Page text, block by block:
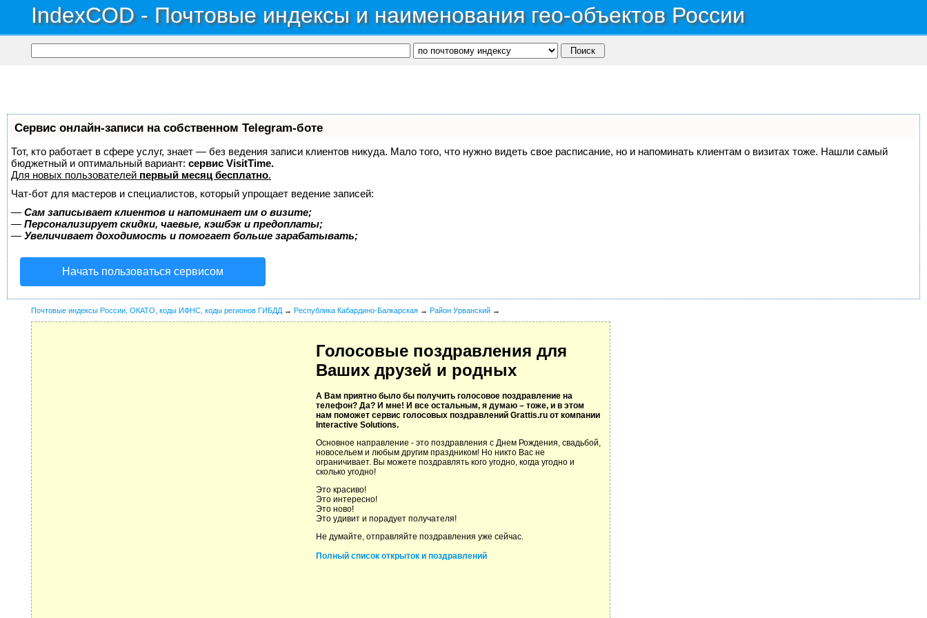
IndexCOD - Почтовые индексы и наименования гео-объектов России
Сервис онлайн-записи на собственном Telegram-боте
Тот, кто работает в сфере услуг, знает — без ведения записи клиентов никуда. Мало того, что нужно видеть свое расписание, но и напоминать клиентам о визитах тоже. Нашли самый
бюджетный и оптимальный вариант: сервис VisitTime.
Для новых пользователей первый месяц бесплатно.
Чат-бот для мастеров и специалистов, который упрощает ведение записей:
— Сам записывает клиентов и напоминает им о визите;
— Персонализирует скидки, чаевые, кэшбэк и предоплаты;
— Увеличивает доходимость и помогает больше зарабатывать;
Начать пользоваться сервисом
Почтовые индексы России, ОКАТО, коды ИФНС, коды регионов ГИБДД → Республика Кабардино-Балкарская → Район Урванский →
Голосовые поздравления для
Ваших друзей и родных
А Вам приятно было бы получить голосовое поздравление на
телефон? Да? И мне! И все остальным, я думаю – тоже, и в этом
нам поможет сервис голосовых поздравлений Grattis.ru от компании
Interactive Solutions.
Основное направление - это поздравления с Днем Рождения, свадьбой,
новосельем и любым другим праздником! Но никто Вас не
ограничивает. Вы можете поздравлять кого угодно, когда угодно и
сколько угодно!
Это красиво!
Это интересно!
Это ново!
Это удивит и порадует получателя!
Не думайте, отправляйте поздравления уже сейчас.
Полный список открыток и поздравлений